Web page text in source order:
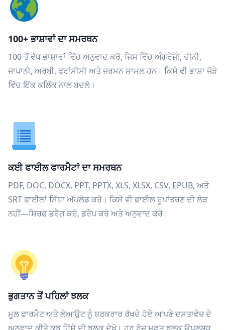
100+ ਭਾਸ਼ਾਵਾਂ ਦਾ ਸਮਰਥਨ
100 ਤੋਂ ਵੱਧ ਭਾਸ਼ਾਵਾਂ ਵਿੱਚ ਅਨੁਵਾਦ ਕਰੋ, ਜਿਸ ਵਿੱਚ ਅੰਗਰੇਜ਼ੀ, ਚੀਨੀ,
ਜਾਪਾਨੀ, ਅਰਬੀ, ਫਰਾਂਸੀਸੀ ਅਤੇ ਜਰਮਨ ਸ਼ਾਮਲ ਹਨ। ਕਿਸੇ ਵੀ ਭਾਸ਼ਾ ਜੋੜੇ
ਵਿੱਚ ਇੱਕ ਕਲਿੱਕ ਨਾਲ ਬਦਲੋ।
ਕਈ ਫਾਈਲ ਫਾਰਮੈਟਾਂ ਦਾ ਸਮਰਥਨ
PDF, DOC, DOCX, PPT, PPTX, XLS, XLSX, CSV, EPUB, ਅਤੇ
SRT ਫਾਈਲਾਂ ਸਿੱਧਾ ਅੱਪਲੋਡ ਕਰੋ। ਕਿਸੇ ਵੀ ਫਾਈਲ ਰੂਪਾਂਤਰਣ ਦੀ ਲੋੜ
ਨਹੀਂ—ਸਿਰਫ਼ ਡਰੈਗ ਕਰੋ, ਡਰੌਪ ਕਰੋ ਅਤੇ ਅਨੁਵਾਦ ਕਰੋ।
ਭੁਗਤਾਨ ਤੋਂ ਪਹਿਲਾਂ ਝਲਕ
ਮੂਲ ਫਾਰਮੈਟ ਅਤੇ ਲੇਆਉਟ ਨੂੰ ਬਰਕਰਾਰ ਰੱਖਦੇ ਹੋਏ ਆਪਣੇ ਦਸਤਾਵੇਜ਼ ਦੇ